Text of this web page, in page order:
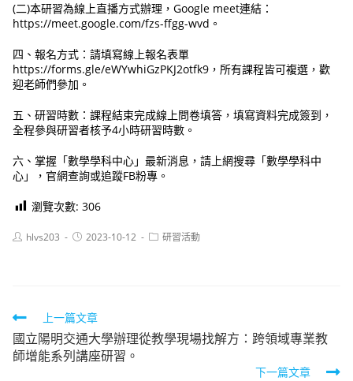
(二)本研習為線上直播方式辦理，Google meet連結：
https://meet.google.com/fzs-ffgg-wvd。
四、報名方式：請填寫線上報名表單
https://forms.gle/eWYwhiGzPKJ2otfk9，所有課程皆可複選，歡
迎老師們參加。
五、研習時數：課程結束完成線上問卷填答，填寫資料完成簽到，
全程參與研習者核予4小時研習時數。
六、掌握「數學學科中心」最新消息，請上網搜尋「數學學科中
心」，官網查詢或追蹤FB粉專。
瀏覽次數: 306
Posthlvs203
Post2023-10-12
Post研習活動
Read
more
articles
上一篇文章
國立陽明交通大學辦理從教學現場找解方：跨領域專業教
師增能系列講座研習。
下一篇文章